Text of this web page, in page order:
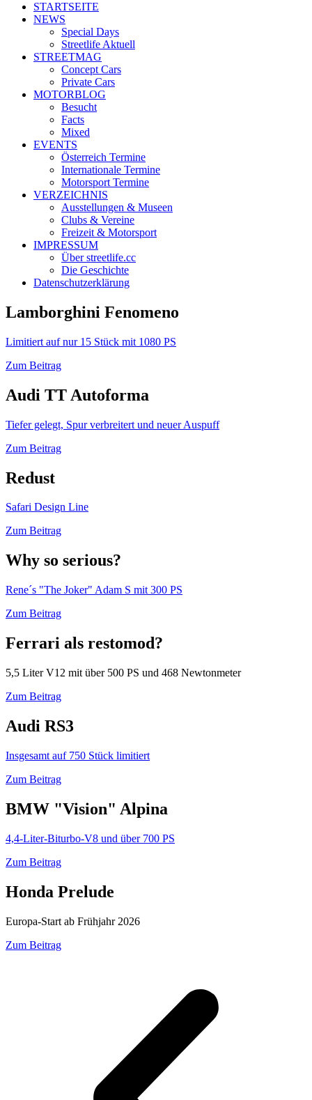
STARTSEITE
NEWS
Special Days
Streetlife Aktuell
STREETMAG
Concept Cars
Private Cars
MOTORBLOG
Besucht
Facts
Mixed
EVENTS
Österreich Termine
Internationale Termine
Motorsport Termine
VERZEICHNIS
Ausstellungen & Museen
Clubs & Vereine
Freizeit & Motorsport
IMPRESSUM
Über streetlife.cc
Die Geschichte
Datenschutzerklärung
Lamborghini Fenomeno
Limitiert auf nur 15 Stück mit 1080 PS
Zum Beitrag
Audi TT Autoforma
Tiefer gelegt, Spur verbreitert und neuer Auspuff
Zum Beitrag
Redust
Safari Design Line
Zum Beitrag
Why so serious?
Rene´s "The Joker" Adam S mit 300 PS
Zum Beitrag
Ferrari als restomod?
5,5 Liter V12 mit über 500 PS und 468 Newtonmeter
Zum Beitrag
Audi RS3
Insgesamt auf 750 Stück limitiert
Zum Beitrag
BMW "Vision" Alpina
4,4-Liter-Biturbo-V8 und über 700 PS
Zum Beitrag
Honda Prelude
Europa-Start ab Frühjahr 2026
Zum Beitrag